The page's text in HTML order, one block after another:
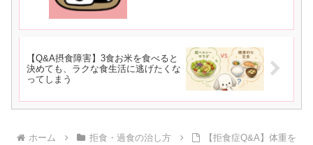
【Q&A摂食障害】3食お米を食べると
決めても、ラクな食生活に逃げたくな
ってしまう
ホーム 拒食・過食の治し方
【拒食症Q&A】体重を